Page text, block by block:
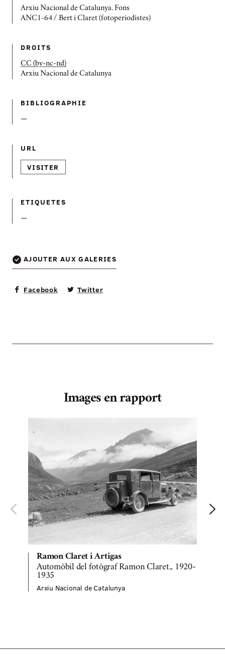
Arxiu Nacional de Catalunya. Fons
ANC1-64 / Bert i Claret (fotoperiodistes)
DROITS
CC (by-nc-nd)
Arxiu Nacional de Catalunya
BIBLIOGRAPHIE
—
URL
VISITER
ETIQUETES
—
AJOUTER AUX GALERIES
Facebook Twitter
Images en rapport
Ramon Claret i Artigas
Automòbil del fotògraf Ramon Claret., 1920-
1935
Arxiu Nacional de Catalunya